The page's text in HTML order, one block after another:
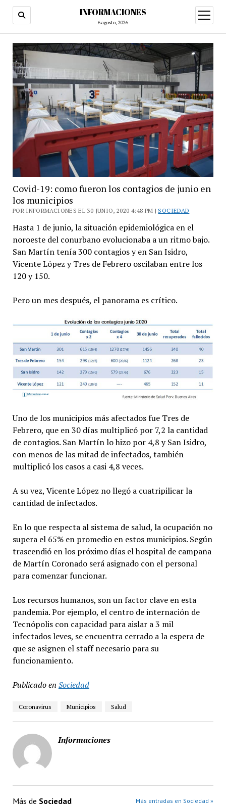
INFORMACIONES
6 agosto, 2026
abrir
menú
Covid-19: como fueron los contagios de junio en
los municipios
POR INFORMACIONES EL 30 JUNIO, 2020 4:48 PM | SOCIEDAD
Hasta 1 de junio, la situación epidemiológica en el
noroeste del conurbano evolucionaba a un ritmo bajo.
San Martín tenía 300 contagios y en San Isidro,
Vicente López y Tres de Febrero oscilaban entre los
120 y 150.
Pero un mes después, el panorama es crítico.
Uno de los municipios más afectados fue Tres de
Febrero, que en 30 días multiplicó por 7,2 la cantidad
de contagios. San Martín lo hizo por 4,8 y San Isidro,
con menos de las mitad de infectados, también
multiplicó los casos a casi 4,8 veces.
A su vez, Vicente López no llegó a cuatripilicar la
cantidad de infectados.
En lo que respecta al sistema de salud, la ocupación no
supera el 65% en promedio en estos municipios. Según
trascendió en los próximo días el hospital de campaña
de Martín Coronado será asignado con el personal
para comenzar funcionar.
Los recursos humanos, son un factor clave en esta
pandemia. Por ejemplo, el centro de internación de
Tecnópolis con capacidad para aislar a 3 mil
infectados leves, se encuentra cerrado a la espera de
que se asignen el staff necesario para su
funcionamiento.
Publicado en Sociedad
Coronavirus Municipios Salud
Informaciones
Más de Sociedad Más entradas en Sociedad »